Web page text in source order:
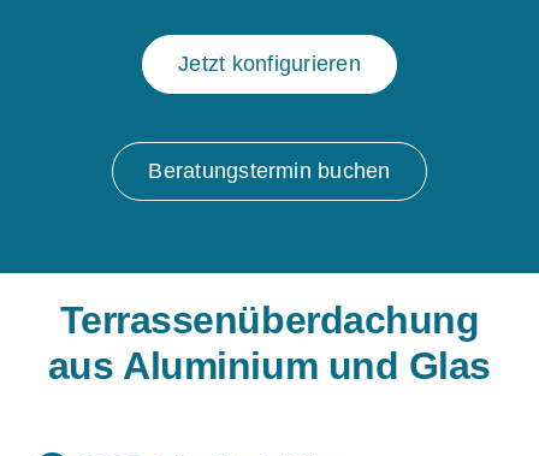
Jetzt konfigurieren
Beratungstermin buchen
Terrassenüberdachung
aus Aluminium und Glas